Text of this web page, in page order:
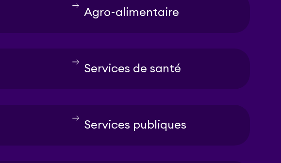
east
Agro-alimentaire
east
Services de santé
east
Services publiques